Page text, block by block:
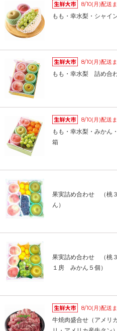
8/10(月)配送
もも・幸水梨・シャ
8/10(月)配送
もも・幸水梨 詰め合
8/10(月)配送
もも・幸水梨・みかん
箱
果実詰め合わせ （
ん）
果実詰め合わせ （桃
１房 みかん５個）
8/10(月)配送
牛焼肉盛合せ（アメリ